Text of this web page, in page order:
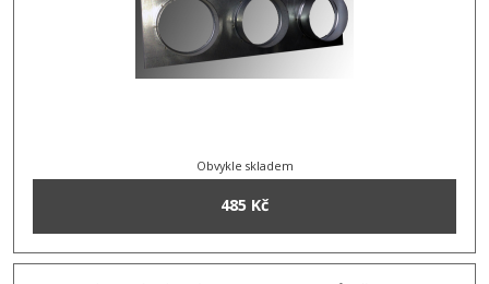
Obvykle skladem
485 Kč